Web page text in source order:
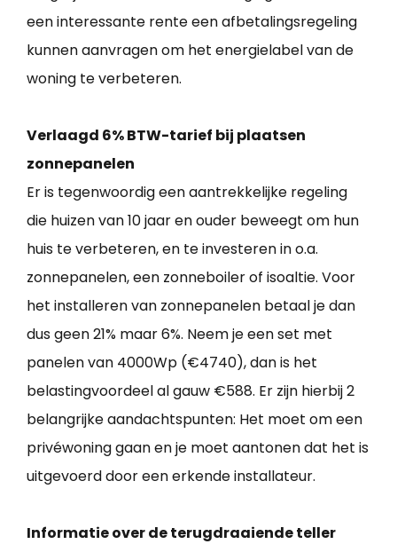
een interessante rente een afbetalingsregeling
kunnen aanvragen om het energielabel van de
woning te verbeteren.
Verlaagd 6% BTW-tarief bij plaatsen
zonnepanelen
Er is tegenwoordig een aantrekkelijke regeling
die huizen van 10 jaar en ouder beweegt om hun
huis te verbeteren, en te investeren in o.a.
zonnepanelen, een zonneboiler of isoaltie. Voor
het installeren van zonnepanelen betaal je dan
dus geen 21% maar 6%. Neem je een set met
panelen van 4000Wp (€4740), dan is het
belastingvoordeel al gauw €588. Er zijn hierbij 2
belangrijke aandachtspunten: Het moet om een
privéwoning gaan en je moet aantonen dat het is
uitgevoerd door een erkende installateur.
Informatie over de terugdraaiende teller